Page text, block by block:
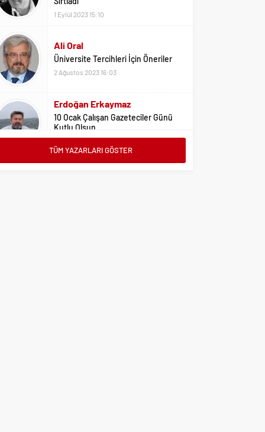
1 Eylül 2023 15:10
Ali Oral
Üniversite Tercihleri İçin Öneriler
2 Ağustos 2023 16:03
Erdoğan Erkaymaz
10 Ocak Çalışan Gazeteciler Günü
Kutlu Olsun
9 Ocak 2026 21:20
TÜM YAZARLARI GÖSTER